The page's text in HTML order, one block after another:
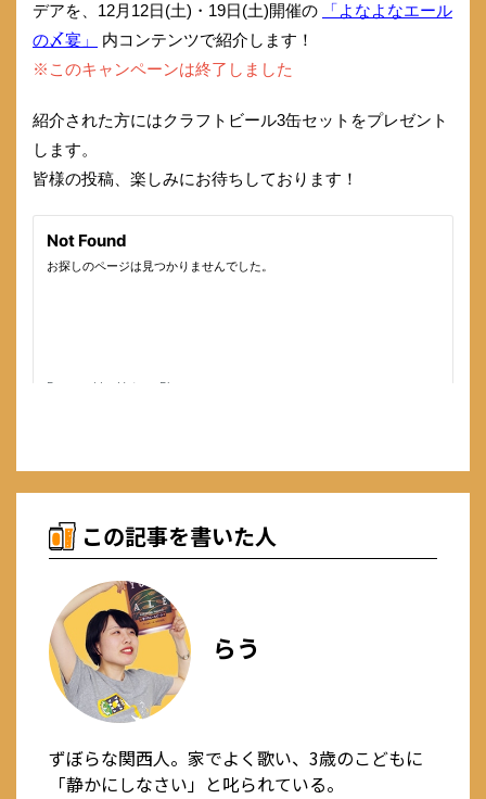
デアを、12月12日(土)・19日(土)開催の
「よなよなエール
の〆宴」
内コンテンツで紹介します！
※このキャンペーンは終了しました
紹介された方にはクラフトビール3缶セットをプレゼント
します。
皆様の投稿、楽しみにお待ちしております！
この記事を書いた人
らう
ずぼらな関西人。家でよく歌い、3歳のこどもに
「静かにしなさい」と叱られている。